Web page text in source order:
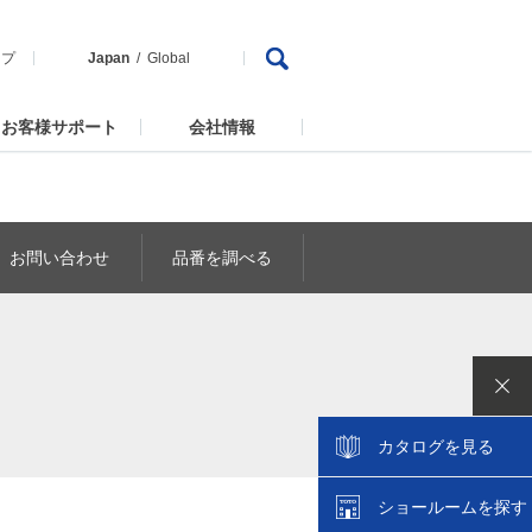
Japan Global
お客様サポート 会社情報
お問い合わせ 品番を調べる
カタログを見る
ショールームを探す